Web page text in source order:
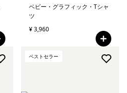
ベビー・グラフィック・Tシャ
ツ
¥ 3,960
ベストセラー